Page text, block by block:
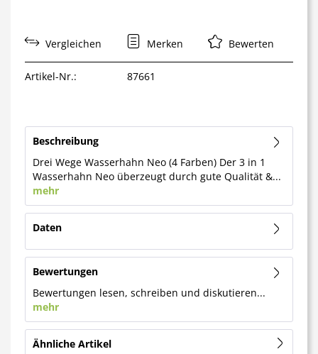
Vergleichen Merken Bewerten
Artikel-Nr.: 87661
Beschreibung
Drei Wege Wasserhahn Neo (4 Farben) Der 3 in 1
Wasserhahn Neo überzeugt durch gute Qualität &...
mehr
Daten
Bewertungen
Bewertungen lesen, schreiben und diskutieren...
mehr
Ähnliche Artikel